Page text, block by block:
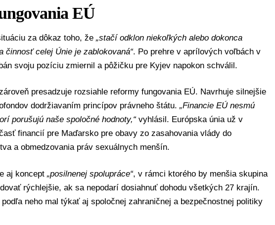
EÚ
za dôkaz toho, že „stačí odklon niekoľkých alebo dokonca
činnosť celej Únie je zablokovaná“. Po prehre v aprílových voľbách v
svoju pozíciu zmiernil a pôžičku pre Kyjev napokon schválil.
presadzuje rozsiahle reformy fungovania EÚ. Navrhuje silnejšie
dodržiavaním princípov právneho štátu. „Financie EÚ nesmú
porušujú naše spoločné hodnoty,“vyhlásil. Európska únia už v
financií pre Maďarsko pre obavy zo zasahovania vlády do
a obmedzovania práv sexuálnych menšín.
aj koncept „posilnenej spolupráce“, v rámci ktorého by menšia skupina
rýchlejšie, ak sa nepodarí dosiahnuť dohodu všetkých 27 krajín.
neho mal týkať aj spoločnej zahraničnej a bezpečnostnej politiky